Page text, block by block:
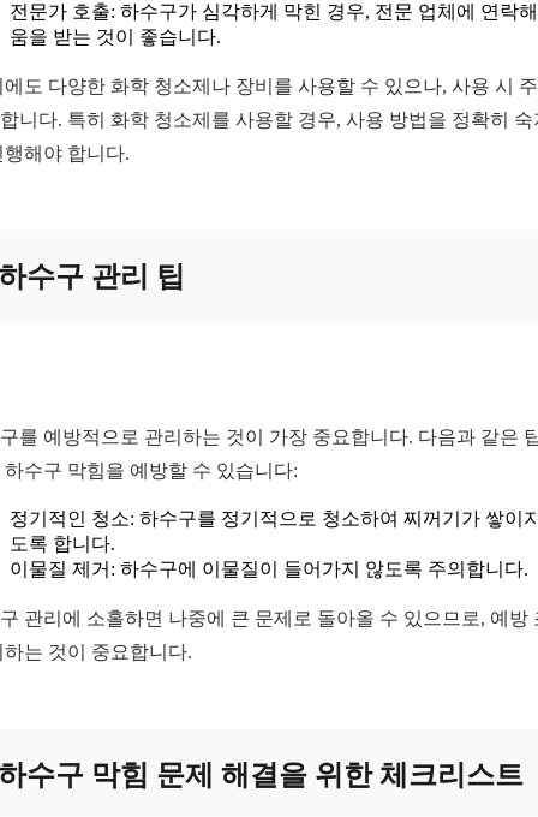
전문가 호출: 하수구가 심각하게 막힌 경우, 전문 업체에 연락
움을 받는 것이 좋습니다.
에도 다양한 화학 청소제나 장비를 사용할 수 있으나, 사용 시
니다. 특히 화학 청소제를 사용할 경우, 사용 방법을 정확히 숙
행해야 합니다.
수구 관리 팁
를 예방적으로 관리하는 것이 가장 중요합니다. 다음과 같은
하수구 막힘을 예방할 수 있습니다:
정기적인 청소: 하수구를 정기적으로 청소하여 찌꺼기가 쌓이
도록 합니다.
이물질 제거: 하수구에 이물질이 들어가지 않도록 주의합니다.
관리에 소홀하면 나중에 큰 문제로 돌아올 수 있으므로, 예방
하는 것이 중요합니다.
수구 막힘 문제 해결을 위한 체크리스트